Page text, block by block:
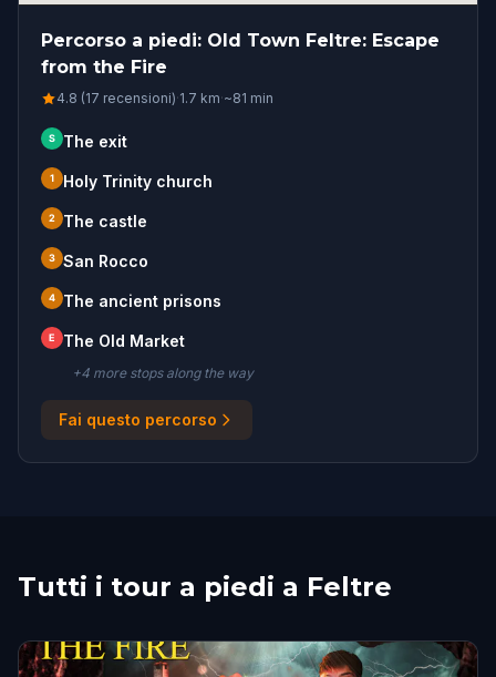
Percorso a piedi: Old Town Feltre: Escape
from the Fire
4.8 (17 recensioni)·1.7 km·~81 min
S The exit
1 Holy Trinity church
2 The castle
3 San Rocco
4 The ancient prisons
E The Old Market
+4 more stopsalong the way
Fai questo percorso
Tutti i tour a piedi a Feltre